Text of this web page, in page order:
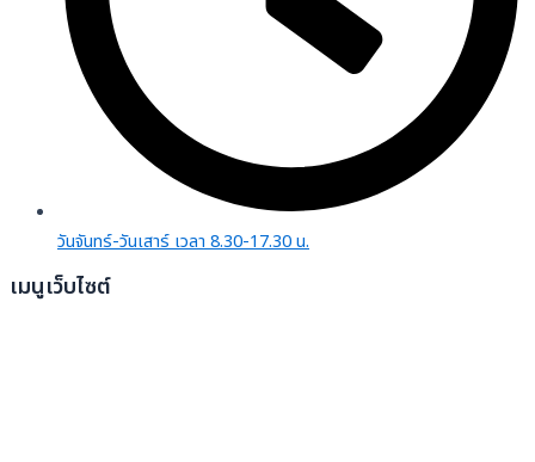
วันจันทร์-วันเสาร์ เวลา 8.30-17.30 น.
เมนูเว็บไซต์